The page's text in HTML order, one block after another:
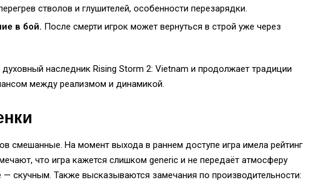
стволов и глушителей, особенности перезарядки.
в бой. После смерти игрок может вернуться в строй уже через
духовный наследник Rising Storm 2: Vietnam и продолжает традиции
между реализмом и динамикой.
смешанные. На момент выхода в раннем доступе игра имела рейтинг
что игра кажется слишком generic и не передаёт атмосферу
скучным. Также высказываются замечания по производительности: